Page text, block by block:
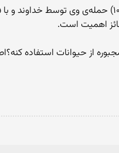
ابرهه حاکم یمن در قرن ششم میلادی از طرف پادشاه حبشه بود. وی در سال ۵۷۰ میلادی به مکه یورش برد. بر طبق قرآن (سوره‌ی
اهمیت است.
از حیوانات استفاده